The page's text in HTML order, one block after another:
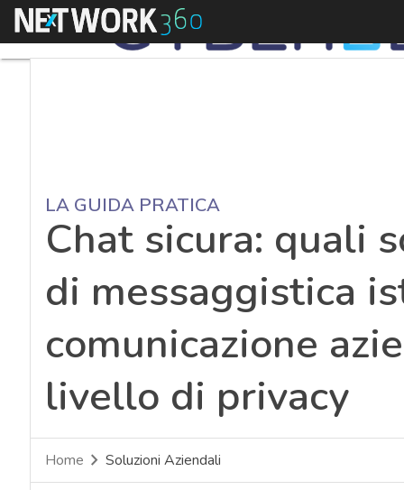
Menu
LA GUIDA PRATICA
Chat sicura: quali
di messaggistica
comunicazione
livello di privacy
Home Soluzioni Aziendali